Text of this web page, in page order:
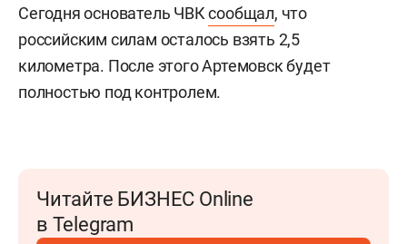
Сегодня основатель ЧВКсообщал, что
российским силам осталось взять 2,5
километра. После этого Артемовск будет
полностью под контролем.
Читайте БИЗНЕС Online
в Telegram